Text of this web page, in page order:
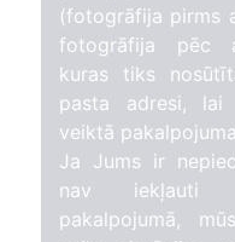
(fotogrāfija pirms
fotogrāfija pēc
kuras tiks
pasta adresi, lai
veiktā
Ja Jums ir
nav iekļauti
pakalpojumā,